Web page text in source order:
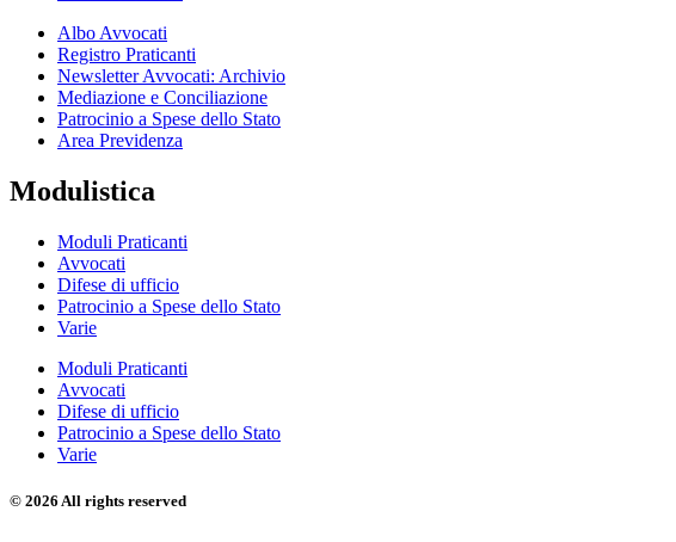
Albo Avvocati
Registro Praticanti
Newsletter Avvocati: Archivio
Mediazione e Conciliazione
Patrocinio a Spese dello Stato
Area Previdenza
Modulistica
Moduli Praticanti
Avvocati
Difese di ufficio
Patrocinio a Spese dello Stato
Varie
Moduli Praticanti
Avvocati
Difese di ufficio
Patrocinio a Spese dello Stato
Varie
© 2026 All rights reserved